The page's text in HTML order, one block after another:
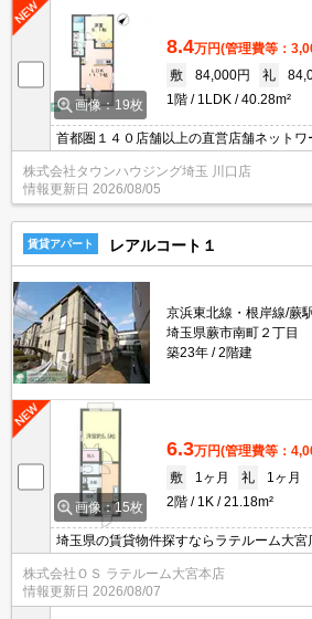
画像：19枚
8.4万円(管理費等：
敷
84,000円 礼
1階
1LDK 40.28m²
首都圏１４０店舗以上の直営店舗ネットワ
合ったお部屋をお探しさせて頂きます☆賃
まとめてご紹介☆何でもご相談下さい♪
株式会社タウンハウジング埼玉 川口店
情報更新日 2026/08/05
賃貸アパート レアルコート１
京浜東北線・根岸線/蕨
埼玉県蕨市南町２丁目
築23年
2階建
画像：15枚
6.3万円(管理費等：
敷
1ヶ月 礼
1ヶ月
2階
1K 21.18m²
埼玉県の賃貸物件探すならラテルーム大宮
の中でも埼玉県に特化しておりますので
可能！インターネット上に公開されてな
す。初期費用のキャンペーン物件も御座
支払いも対応しております。 ※当物件は
株式会社ＯＳ ラテルーム大宮本店
情報更新日 2026/08/07